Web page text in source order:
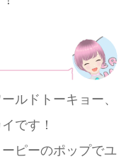
ルドトーキョー、
です！
ピーのポップでユ